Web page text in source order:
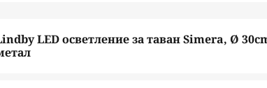
LED осветление за таван Simera, Ø